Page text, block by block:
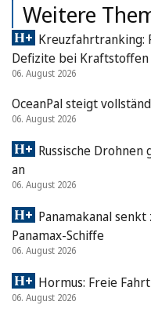
Weitere
Kreuzfahrtranking:
Defizite bei Kraftstoffen
06. August 2026
OceanPal steigt
06. August 2026
Russische Drohnen
an
06. August 2026
Panamakanal
Panamax-Schiffe
06. August 2026
Hormus: Freie
06. August 2026